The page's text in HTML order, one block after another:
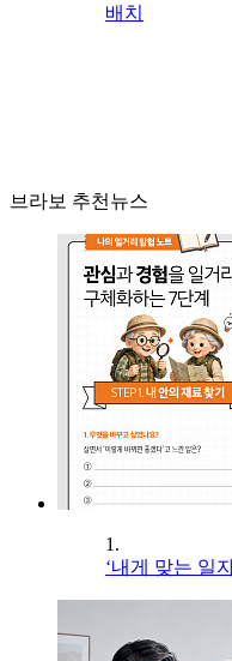
배치
브라보 추천뉴스
1.
‘내게 맞는 일